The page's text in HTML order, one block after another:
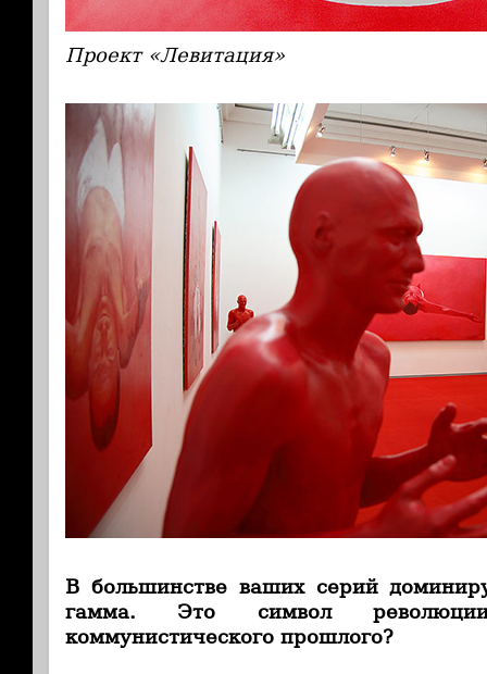
Проект «Левитация»
В большинстве ваших серий
гамма. Это символ
коммунистического прошлого?